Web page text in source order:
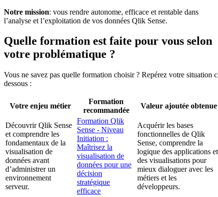
Notre mission: vous rendre autonome, efficace et rentable dans
l’analyse et l’exploitation de vos données Qlik Sense.
Quelle formation est faite pour vous selon
votre problématique ?
Vous ne savez pas quelle formation choisir ? Repérez votre situation
dessous :
Votre enjeu métier
Formation
recommandée
Valeur ajoutée obtenue
Découvrir Qlik Sense
et comprendre les
fondamentaux de la
visualisation de
données avant
d’administrer un
environnement
serveur.
Formation Qlik
Sense - Niveau
Initiation :
Maîtrisez la
visualisation de
données pour une
décision
stratégique
efficace
Acquérir les bases
fonctionnelles de Qlik
Sense, comprendre la
logique des applications et
des visualisations pour
mieux dialoguer avec les
métiers et les
développeurs.